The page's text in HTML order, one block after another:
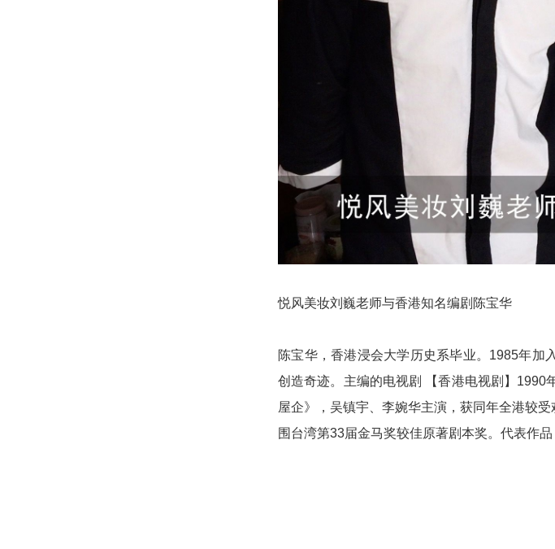
悦风美妆刘巍老师与香港知名编剧陈宝华
陈宝华，香港浸会大学历史系毕业。1985年加
创造奇迹。主编的电视剧 【香港电视剧】1990
屋企》，吴镇宇、李婉华主演，获同年全港较
围台湾第33届金马奖较佳原著剧本奖。代表作